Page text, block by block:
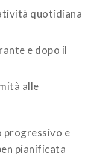
quotidiana
e dopo il
alle
progressivo e
pianificata